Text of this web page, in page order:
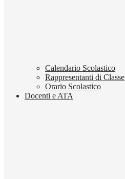
Calendario Scolastico
Rappresentanti di Classe
Orario Scolastico
Docenti e ATA